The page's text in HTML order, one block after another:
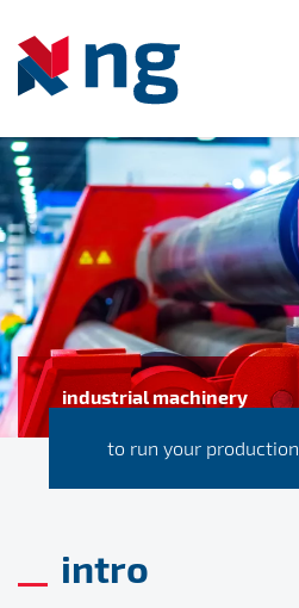
industrial machinery
to run your production
intro